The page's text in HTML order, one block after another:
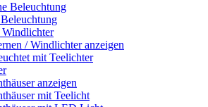
Beleuchtung
Windlichter
/ Windlichter anzeigen
mit Teelichter
anzeigen
mit Teelicht